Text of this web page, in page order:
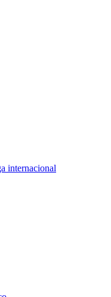
internacional